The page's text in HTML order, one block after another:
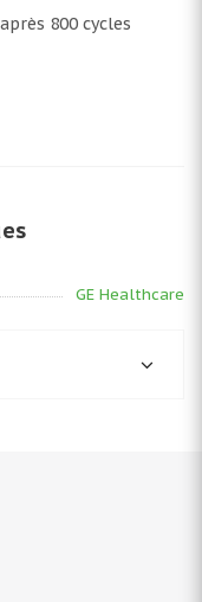
800 cycles
GE Healthcare